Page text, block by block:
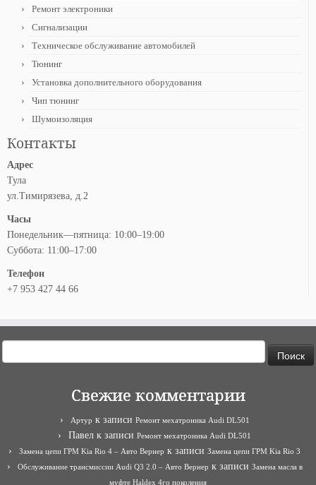
Ремонт электроники
Сигнализации
Техническое обслуживание автомобилей
Тюнинг
Установка дополнительного оборудования
Чип тюнинг
Шумоизоляция
Контакты
Адрес
Тула
ул.Тимирязева, д.2
Часы
Понедельник—пятница: 10:00–19:00
Суббота: 11:00–17:00
Телефон
+7 953 427 44 66
Свежие комментарии
Артур к записи Ремонт мехатроника Audi DL501
Павел к записи Ремонт мехатроника Audi DL501
Замена цепи ГРМ Kia Rio 4 – Авто Вернер к записи Замена цепи ГРМ Kia Rio 3
Обслуживание трансмиссии Audi Q3 2.0 – Авто Вернер к записи Замена масла в
муфте Haldex 4го поколения